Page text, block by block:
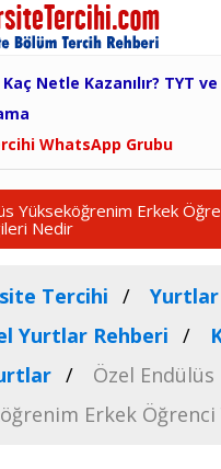
Netle Kazanılır? TYT ve
WhatsApp Grubu
Yükseköğrenim Erkek
Nedir
Tercihi
Yurtlar
Yurtlar Rehberi
Özel Endülüs
Erkek Öğrenci